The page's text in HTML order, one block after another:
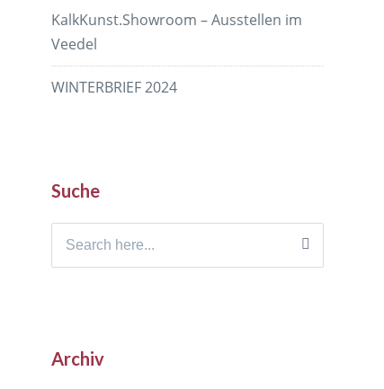
KalkKunst.Showroom – Ausstellen im
Veedel
WINTERBRIEF 2024
Suche
Search
Archiv